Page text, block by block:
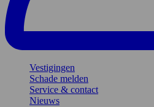
Vestigingen
Schade melden
Service & contact
Nieuws